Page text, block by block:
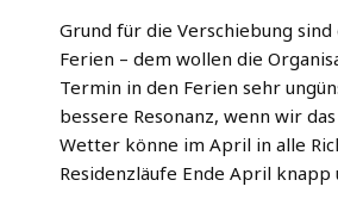
Grund für die Verschiebung
Ferien – dem wollen die
Termin in den Ferien sehr
bessere Resonanz, wenn wir
Wetter könne im April in alle
Residenzläufe Ende April